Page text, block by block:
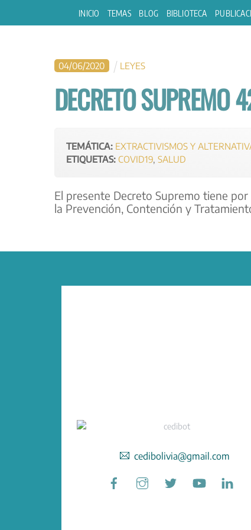
INICIO TEMAS BLOG BIBLIOTECA
04/06/2020 LEYES
DECRETO SUPREMO
TEMÁTICA: EXTRACTIVISMOS Y
ETIQUETAS: COVID19, SALUD
El presente Decreto Supremo tiene
la Prevención, Contención y
cedibolivia@gmail.com
Facebook